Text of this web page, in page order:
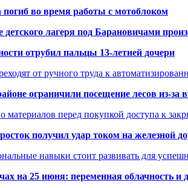
во время работы с мотоблоком
детского лагеря под Барановичами
отрубил пальцы 13-летней дочери
от ручного труда к
ограничили посещение лесов из-за
материалов перед покупкой доступа к
получил удар током на железной
навыки стоит развивать для
на 25 июня: переменная облачность и